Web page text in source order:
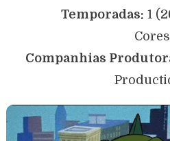
Temporadas: 1
Companhias